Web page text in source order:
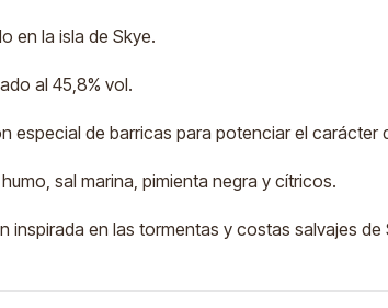
en la isla de Skye.
al 45,8% vol.
especial de barricas para potenciar el carácter
sal marina, pimienta negra y cítricos.
inspirada en las tormentas y costas salvajes de